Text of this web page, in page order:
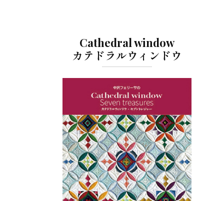
Cathedral window
カテドラルウィンドウ